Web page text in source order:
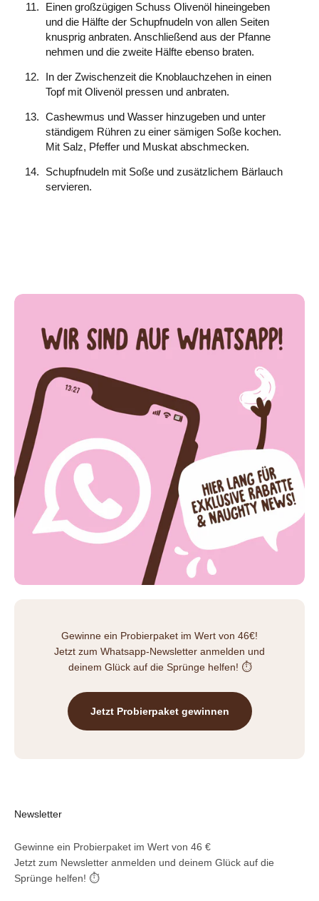
Einen großzügigen Schuss Olivenöl hineingeben
und die Hälfte der Schupfnudeln von allen Seiten
knusprig anbraten. Anschließend aus der Pfanne
nehmen und die zweite Hälfte ebenso braten.
In der Zwischenzeit die Knoblauchzehen in einen
Topf mit Olivenöl pressen und anbraten.
Cashewmus und Wasser hinzugeben und unter
ständigem Rühren zu einer sämigen Soße kochen.
Mit Salz, Pfeffer und Muskat abschmecken.
Schupfnudeln mit Soße und zusätzlichem Bärlauch
servieren.
Gewinne ein Probierpaket im Wert von 46€!
Jetzt zum Whatsapp-Newsletter anmelden und
deinem Glück auf die Sprünge helfen! ⏱️
Jetzt Probierpaket gewinnen
Newsletter
Gewinne ein Probierpaket im Wert von 46 €
Jetzt zum Newsletter anmelden und deinem Glück auf die
Sprünge helfen! ⏱️